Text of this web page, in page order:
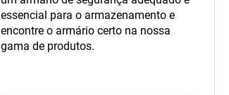
essencial para o armazenamento e
encontre o armário certo na nossa
gama de produtos.